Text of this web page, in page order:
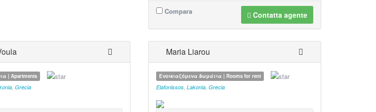
Contatta agente
Compara
| Apartments
Grecia
Maria Liarou
Ενοικιαζόμενα δωμάτια | Rooms for rent
Elafonissos Lakonia Grecia